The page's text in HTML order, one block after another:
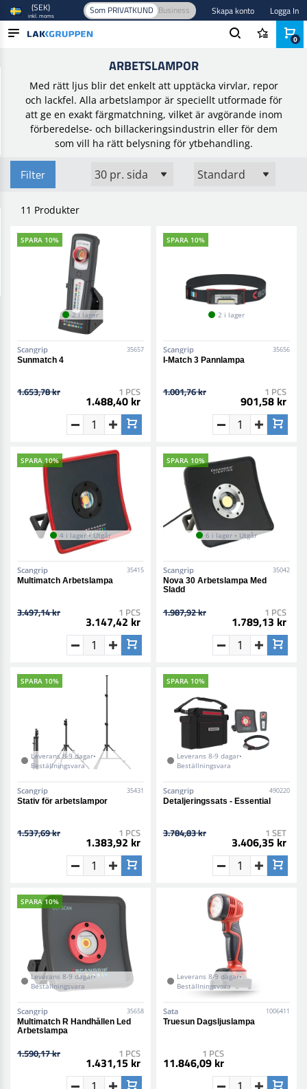
BRANSCHER
VARUMÄRKEN
NYHETER
(SEK)
inkl. moms Som PRIVATKUND Business Skapa konto Logga In
ARBETSLAMPOR
Med rätt ljus blir det enkelt att upptäcka virvlar, repor
och lackfel. Alla arbetslampor är speciellt utformade för
att ge en exakt färgmatchning, vilket är avgörande inom
förberedelse- och billackeringsindustrin eller för dem
som vill ha rätt belysning för ytbehandling.
Filter
11 Produkter
SPARA 10%
2 i lager
Scangrip 35657
Sunmatch 4
1.653,78 kr 1 PCS
1.488,40 kr
SPARA 10%
2 i lager
Scangrip 35656
I-Match 3 Pannlampa
1.001,76 kr 1 PCS
901,58 kr
SPARA 10%
4 i lager • Utgår
Scangrip 35415
Multimatch Arbetslampa
3.497,14 kr 1 PCS
3.147,42 kr
SPARA 10%
6 i lager • Utgår
Scangrip 35042
Nova 30 Arbetslampa Med
Sladd
1.987,92 kr 1 PCS
1.789,13 kr
SPARA 10%
Leverans 8-9 dagar•
Beställningsvara
Scangrip 35431
Stativ för arbetslampor
1.537,69 kr 1 PCS
1.383,92 kr
SPARA 10%
Leverans 8-9 dagar•
Beställningsvara
Scangrip 490220
Detaljeringssats - Essential
3.784,83 kr 1 SET
3.406,35 kr
SPARA 10%
Leverans 8-9 dagar•
Beställningsvara
Scangrip 35658
Multimatch R Handhållen Led
Arbetslampa
1.590,17 kr 1 PCS
1.431,15 kr
Leverans 8-9 dagar•
Beställningsvara
Sata 1006411
Truesun Dagsljuslampa
1 PCS
11.846,09 kr
0